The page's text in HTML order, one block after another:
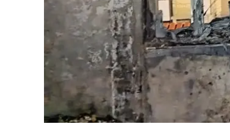
lacitymag.it